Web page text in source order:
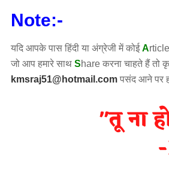
Note:-
यदि आपके पास हिंदी या अंग्रेजी में कोईA
जो आप हमारे साथ Share करना चाहते हैं तो
kmsraj51@hotmail.com पसंद आने पर